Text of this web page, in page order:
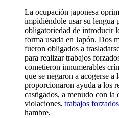
La ocupación japonesa
impidiéndole usar su
obligatoriedad de introducir
forma usada en Japón. Dos
fueron obligados a
para realizar trabajos
cometieron innumerables
que se negaron a acogerse
proporcionaron ayuda a los
castigados, a menudo con la
violaciones, trabajos forzados
hambre.